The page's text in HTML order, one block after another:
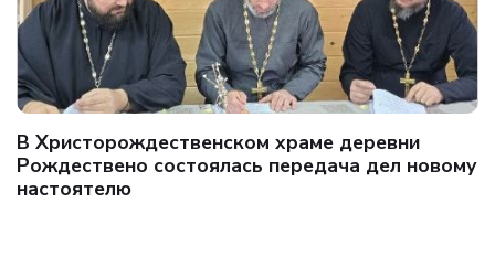
В Христорождественском храме деревни
Рождествено состоялась передача дел новому
настоятелю